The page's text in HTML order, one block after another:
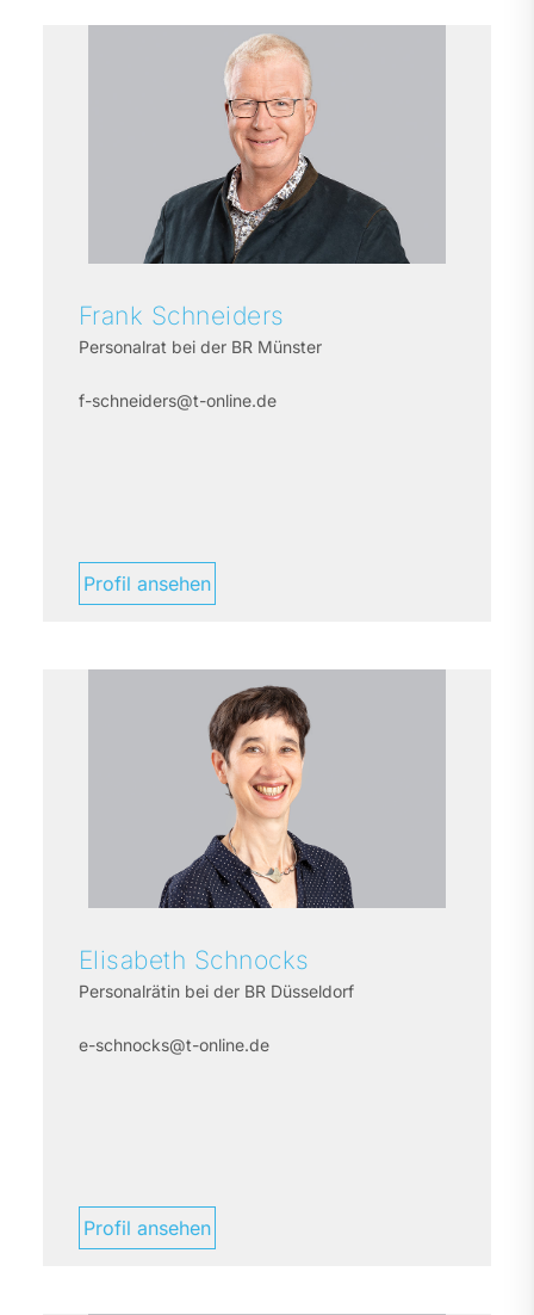
Frank Schneiders
Personalrat bei der BR Münster
f-schneiders@t-online.de
Profil ansehen
Elisabeth Schnocks
Personalrätin bei der BR Düsseldorf
e-schnocks@t-online.de
Profil ansehen